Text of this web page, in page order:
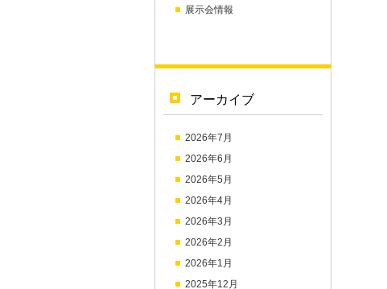
展示会情報
アーカイブ
2026年7月
2026年6月
2026年5月
2026年4月
2026年3月
2026年2月
2026年1月
2025年12月